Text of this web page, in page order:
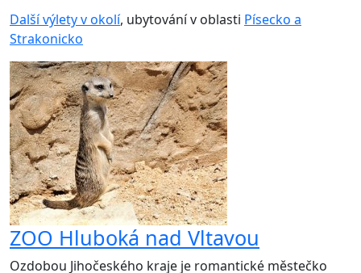
Další výlety v okolí, ubytování v oblasti Písecko a
Strakonicko
ZOO Hluboká nad Vltavou
Ozdobou Jihočeského kraje je romantické městečko